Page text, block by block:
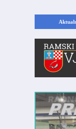
RAMI: Kopajući temelje kuće,